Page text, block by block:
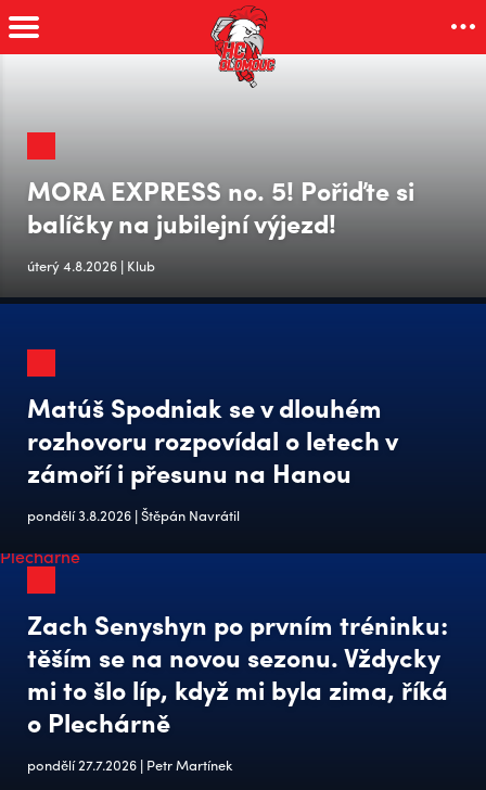
MORA EXPRESS no. 5! Pořiďte si
balíčky na jubilejní výjezd!
úterý 4.8.2026 | Klub
Matúš Spodniak se v dlouhém
rozhovoru rozpovídal o letech v
zámoří i přesunu na Hanou
pondělí 3.8.2026 | Štěpán Navrátil
Zach Senyshyn po prvním tréninku:
těším se na novou sezonu. Vždycky
mi to šlo líp, když mi byla zima, říká
o Plechárně
pondělí 27.7.2026 | Petr Martínek